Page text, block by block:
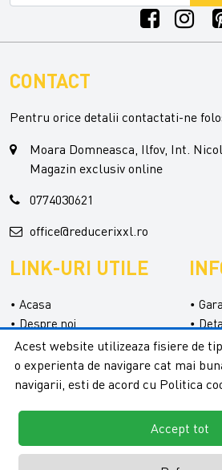
CONTACT
Pentru orice detalii contactati-ne
Moara Domneasca, Ilfov, Int.
Magazin exclusiv online
0774030621
office@reducerixxl.ro
LINK-URI UTILE
Acasa
Despre noi
Categorii
Contact
Formular retur
Acest website utilizeaza fisiere de
o experienta de navigare cat mai
navigarii, esti de acord cu Politica
Accept tot